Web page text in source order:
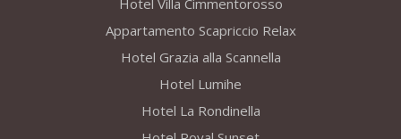
Hotel Villa Cimmentorosso
Appartamento Scapriccio Relax
Hotel Grazia alla Scannella
Hotel Lumihe
Hotel La Rondinella